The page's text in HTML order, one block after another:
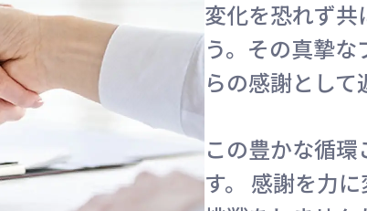
変化を恐れず
う。その真摯
らの感謝として
この豊かな循
す。 感謝を力